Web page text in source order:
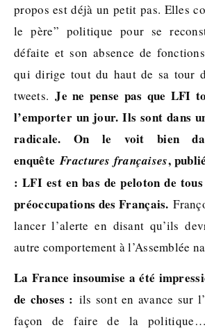
propos est déjà un petit pas. Elles
le père” politique pour se
défaite et son absence de
qui dirige tout du haut de sa tour
tweets.Je ne pense pas que LFI
l’emporter un jour. Ils sont dans
radicale. On le voit bien
enquêteFractures françaises,
: LFI est en bas de peloton de
préoccupations des Français.
lancer l’alerte en disant qu’ils
autre comportement à l’Assemblée
La France insoumise a été
de choses : ils sont en avance sur
façon de faire de la